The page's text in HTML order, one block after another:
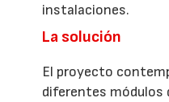
instalaciones.
La solución
El proyecto
diferentes módulos